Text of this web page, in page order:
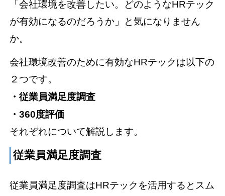
「会社環境を改善したい。どのようなHRテック
が有効になるのだろうか」と気になりません
か。
会社環境改善のために有効なHRテックは以下の
２つです。
・従業員満足度調査
・360度評価
それぞれについて解説します。
従業員満足度調査
従業員満足度調査はHRテックを活用するとスム